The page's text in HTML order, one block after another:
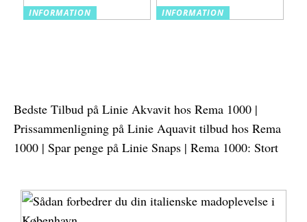
INFORMATION INFORMATION
Bedste Tilbud på Linie Akvavit hos Rema 1000 |
Prissammenligning på Linie Aquavit tilbud hos Rema
1000 | Spar penge på Linie Snaps | Rema 1000: Stort